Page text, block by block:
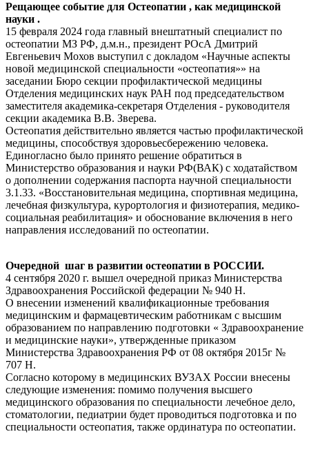
Рещающее событие для Остеопатии , как медицинской
науки .
15 февраля 2024 года главный внештатный специалист по
остеопатии МЗ РФ, д.м.н., президент РОсА Дмитрий
Евгеньевич Мохов выступил с докладом «Научные аспекты
новой медицинской специальности «остеопатия»» на
заседании Бюро секции профилактической медицины
Отделения медицинских наук РАН под председательством
заместителя академика-секретаря Отделения - руководителя
секции академика В.В. Зверева.
Остеопатия действительно является частью профилактической
медицины, способствуя здоровьесбережению человека.
Единогласно было принято решение обратиться в
Министерство образования и науки РФ(ВАК) с ходатайством
о дополнении содержания паспорта научной специальности
3.1.33. «Восстановительная медицина, спортивная медицина,
лечебная физкультура, курортология и физиотерапия, медико-
социальная реабилитация» и обоснование включения в него
направления исследований по остеопатии.
Очередной шаг в развитии остеопатии в РОССИИ.
4 сентября 2020 г. вышел очередной приказ Министерства
Здравоохранения Российской федерации № 940 Н.
О внесении изменений квалификационные требования
медицинским и фармацевтическим работникам с высшим
образованием по направлению подготовки « Здравоохранение
и медицинские науки», утвержденные приказом
Министерства Здравоохранения РФ от 08 октября 2015г №
707 Н.
Согласно которому в медицинских ВУЗАХ России внесены
следующие изменения: помимо получения высшего
медицинского образования по специальности лечебное дело,
стоматологии, педиатрии будет проводиться подготовка и по
специальности остеопатия, также ординатура по остеопатии.